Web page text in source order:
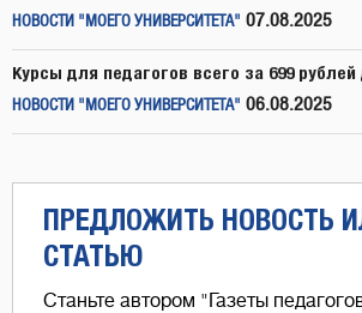
НОВОСТИ "МОЕГО УНИВЕРСИТЕТА" 07.08.2025
Курсы для педагогов всего за 699
НОВОСТИ "МОЕГО УНИВЕРСИТЕТА" 06.08.2025
ПРЕДЛОЖИТЬ НОВОСТЬ
СТАТЬЮ
Станьте автором "Газеты